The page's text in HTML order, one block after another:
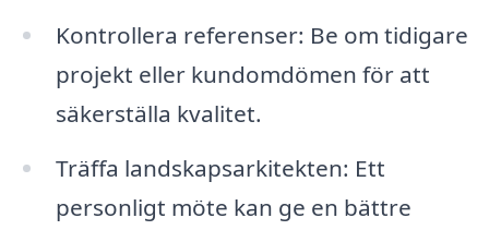
Kontrollera referenser: Be om tidigare
projekt eller kundomdömen för att
säkerställa kvalitet.
Träffa landskapsarkitekten: Ett
personligt möte kan ge en bättre